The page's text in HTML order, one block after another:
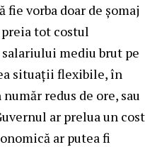
vorba doar de șomaj
tot costul
mediu brut pe
situații flexibile, în
redus de ore, sau
ar prelua un cost
ar putea fi